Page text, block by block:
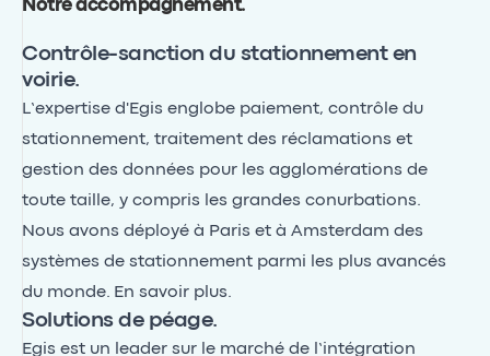
Notre accompagnement.
Contrôle-sanction du stationnement en
voirie.
L’expertise d'Egis englobe paiement, contrôle du
stationnement, traitement des réclamations et
gestion des données pour les agglomérations de
toute taille, y compris les grandes conurbations.
Nous avons déployé à Paris et à Amsterdam des
systèmes de stationnement parmi les plus avancés
du monde.
En savoir plus.
Solutions de péage.
Egis est un leader sur le marché de l’intégration